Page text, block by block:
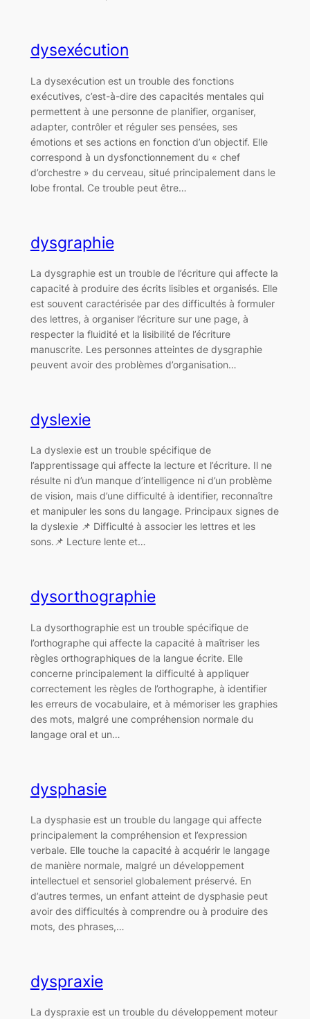
dysexécution
La dysexécution est un trouble des fonctions
exécutives, c’est-à-dire des capacités mentales qui
permettent à une personne de planifier, organiser,
adapter, contrôler et réguler ses pensées, ses
émotions et ses actions en fonction d’un objectif. Elle
correspond à un dysfonctionnement du « chef
d’orchestre » du cerveau, situé principalement dans le
lobe frontal. Ce trouble peut être…
dysgraphie
La dysgraphie est un trouble de l’écriture qui affecte la
capacité à produire des écrits lisibles et organisés. Elle
est souvent caractérisée par des difficultés à formuler
des lettres, à organiser l’écriture sur une page, à
respecter la fluidité et la lisibilité de l’écriture
manuscrite. Les personnes atteintes de dysgraphie
peuvent avoir des problèmes d’organisation…
dyslexie
La dyslexie est un trouble spécifique de
l’apprentissage qui affecte la lecture et l’écriture. Il ne
résulte ni d’un manque d’intelligence ni d’un problème
de vision, mais d’une difficulté à identifier, reconnaître
et manipuler les sons du langage. Principaux signes de
la dyslexie 📌 Difficulté à associer les lettres et les
sons.📌 Lecture lente et…
dysorthographie
La dysorthographie est un trouble spécifique de
l’orthographe qui affecte la capacité à maîtriser les
règles orthographiques de la langue écrite. Elle
concerne principalement la difficulté à appliquer
correctement les règles de l’orthographe, à identifier
les erreurs de vocabulaire, et à mémoriser les graphies
des mots, malgré une compréhension normale du
langage oral et un…
dysphasie
La dysphasie est un trouble du langage qui affecte
principalement la compréhension et l’expression
verbale. Elle touche la capacité à acquérir le langage
de manière normale, malgré un développement
intellectuel et sensoriel globalement préservé. En
d’autres termes, un enfant atteint de dysphasie peut
avoir des difficultés à comprendre ou à produire des
mots, des phrases,…
dyspraxie
La dyspraxie est un trouble du développement moteur